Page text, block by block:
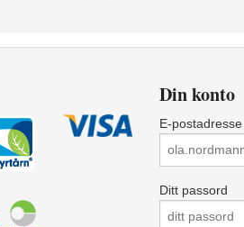
Din konto
E-postadresse
Ditt passord